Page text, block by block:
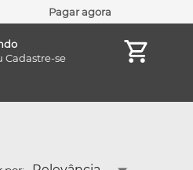
Pagar agora
Cadastre-se